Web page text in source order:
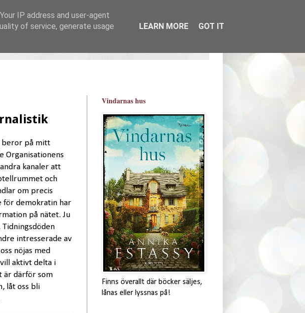
beror på mitt
Organisationens
kanaler att
och
om precis
för demokratin har
på nätet. Ju
intresserade av
nöjas med
aktivt delta i
är därför som
låt oss bli
Vindarnas hus
Finns överallt där böcker säljes,
lånas eller lyssnas på!
IP address and user-agent
of service, generate usage
LEARN MORE GOT IT